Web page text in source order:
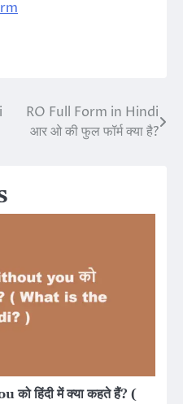
RO Full Form in Hindi
आर ओ की फुल फॉर्म क्या है?
हिंदी में क्या कहते हैं? (